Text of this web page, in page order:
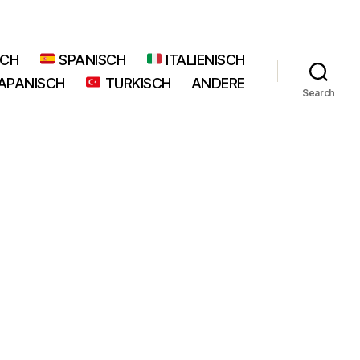
SPANISCH
ITALIENISCH
TURKISCH ANDERE
Search